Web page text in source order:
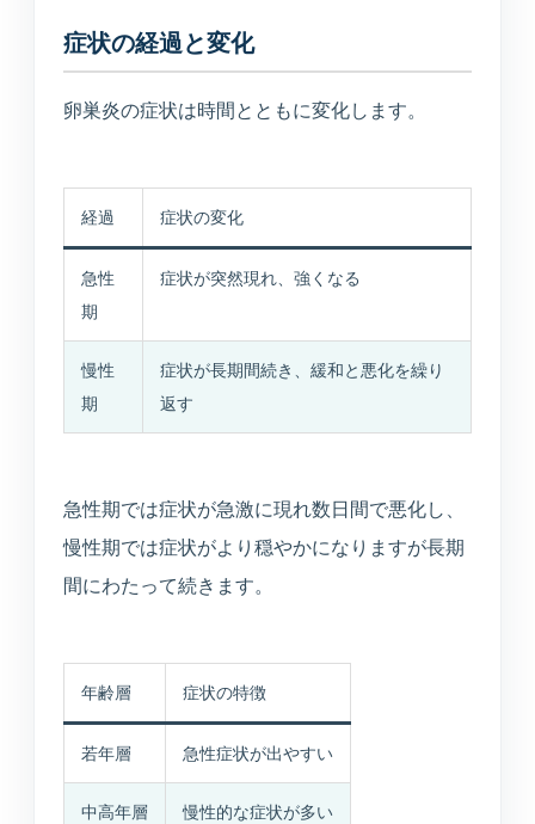
アクセス
症状の経過と変化
卵巣炎の症状は時間とともに変化します。
経過 症状の変化
急性
期
症状が突然現れ、強くなる
慢性
期
症状が長期間続き、緩和と悪化を繰り
返す
急性期では症状が急激に現れ数日間で悪化し、
慢性期では症状がより穏やかになりますが長期
間にわたって続きます。
年齢層 症状の特徴
若年層 急性症状が出やすい
中高年層 慢性的な症状が多い